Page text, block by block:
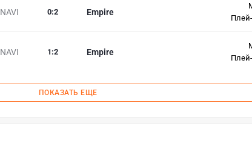
NAVI Empire
0:2
NAVI Empire
1 :2
ПОКАЗАТЬ ЕЩЕ